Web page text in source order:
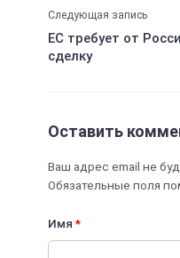
Следующая запись
ЕС требует от
сделку
Оставить
Ваш адрес email не
Обязательные поля
Имя*